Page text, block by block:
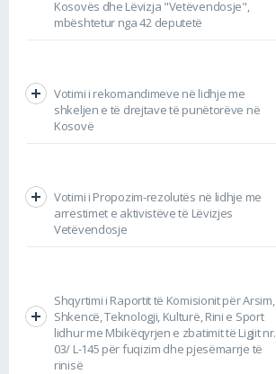
Kosovës dhe Lëvizja "Vetëvendosje",
mbështetur nga 42 deputetë
Votimi i rekomandimeve në lidhje me
shkeljen e të drejtave të punëtorëve në
Kosovë
Votimi i Propozim-rezolutës në lidhje me
arrestimet e aktivistëve të Lëvizjes
Vetëvendosje
Shqyrtimi i Raportit të Komisionit për Arsim,
Shkencë, Teknologji, Kulturë, Rini e Sport
lidhur me Mbikëqyrjen e zbatimit të Ligjit nr.
03/ L-145 për fuqizim dhe pjesëmarrje të
rinisë